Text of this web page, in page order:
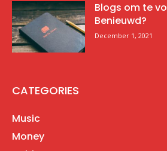
Blogs om te
Benieuwd?
December 1, 2021
CATEGORIES
Music
Money